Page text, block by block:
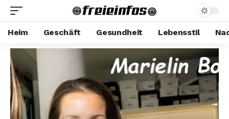
Heim Geschäft Gesundheit Lebensstil